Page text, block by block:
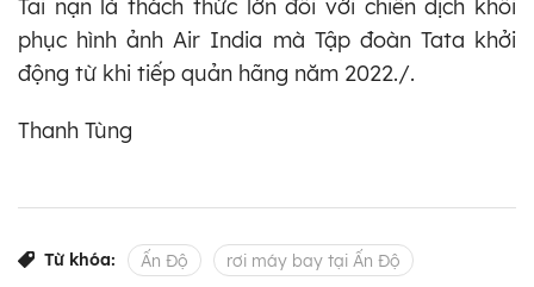
Tai nạn là thách thức lớn đối với chiến dịch khôi
phục hình ảnh Air India mà Tập đoàn Tata khởi
động từ khi tiếp quản hãng năm 2022./.
Thanh Tùng
Từ khóa: Ấn Độ rơi máy bay tại Ấn Độ